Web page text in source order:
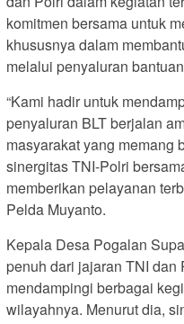
komitmen bersama untuk
khususnya dalam
melalui penyaluran
“Kami hadir untuk
penyaluran BLT berjalan
masyarakat yang memang
sinergitas TNI-Polri
memberikan pelayanan
Pelda Muyanto.
Kepala Desa Pogalan
penuh dari jajaran TNI
mendampingi berbagai
wilayahnya. Menurut dia,